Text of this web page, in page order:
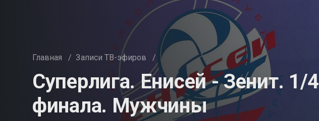
Главная / Записи ТВ-эфиров /
Суперлига. Енисей - Зенит. 1/4
финала. Мужчины